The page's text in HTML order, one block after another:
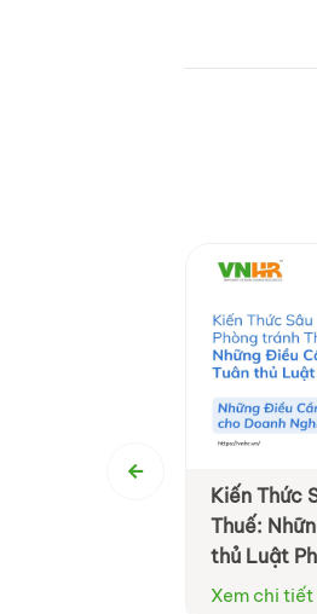
Kiến Thức
Thuế:
thủ Luật
Xem chi tiết